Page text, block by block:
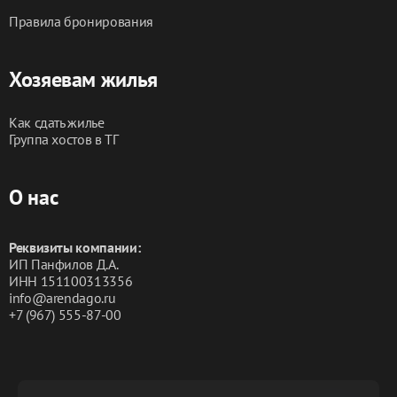
Правила бронирования
Хозяевам жилья
Как сдать жилье
Группа хостов в ТГ
О нас
Реквизиты компании:
ИП Панфилов Д.А.
ИНН 151100313356
info@arendago.ru
+7 (967) 555-87-00